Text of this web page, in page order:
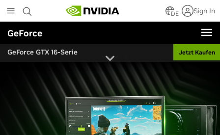
to
main
content
DE Sign In
GeForce
GeForce GTX 16-Serie Jetzt Kaufen